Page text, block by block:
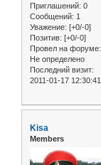
Приглашений: 0
Сообщений: 1
Уважение: [+0/-0]
Позитив: [+0/-0]
Провел на форуме:
Не определено
Последний визит:
2011-01-17 12:30:41
Kisa
Members